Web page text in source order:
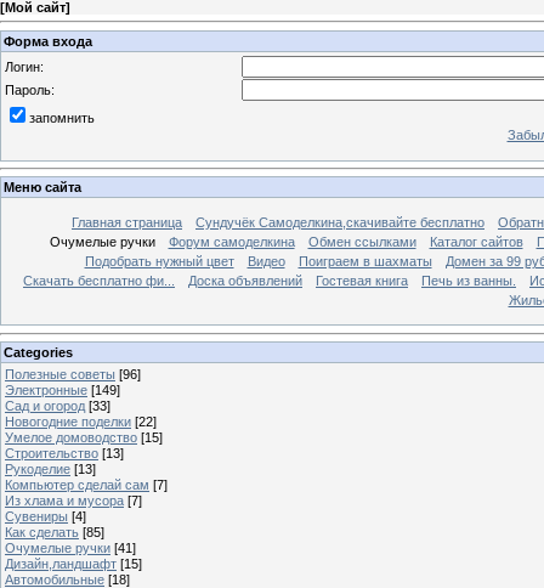
[Мой сайт]
Форма входа
Логин:
Пароль:
запомнить
Меню сайта
Главная страница Сундучёк Самоделкина,скачивайте бесплатно
Очумелые ручки
Форум самоделкина Обмен ссылками Каталог сайтов
Подобрать нужный цвет
Видео Поиграем в шахматы
Домен за 99
Скачать бесплатно фи...
Доска объявлений Гостевая книга Печь из ванны.
Categories
Полезные советы [96]
Электронные [149]
Сад и огород [33]
Новогодние поделки [22]
Умелое домоводство [15]
Строительство [13]
Рукоделие [13]
Компьютер сделай сам [7]
Из хлама и мусора [7]
Сувениры [4]
Как сделать [85]
Очумелые ручки [41]
Дизайн,ландшафт [15]
Автомобильные [18]